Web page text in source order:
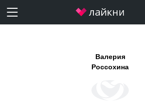
Валерия
Россохина